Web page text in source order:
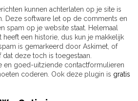
kunnen achterlaten op je site is
Deze software let op de comments en
spam op je website staat. Helemaal
heeft een historie, dus kun je makkelijk
is gemarkeerd door Askimet, of
deze toch is toegestaan.
en goed-uitziende contactformulieren
coderen. Ook deze plugin is gratis